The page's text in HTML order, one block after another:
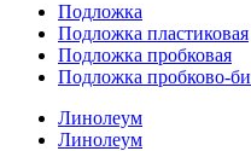
Подложка
Подложка пластиковая
Подложка пробковая
Подложка пробково-
Линолеум
Линолеум